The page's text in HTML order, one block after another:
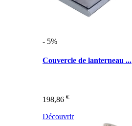
- 5%
Couvercle de lanterneau ...
198,86 €
Découvrir